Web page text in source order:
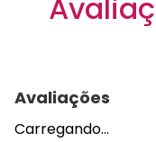
Avaliações
Carregando…